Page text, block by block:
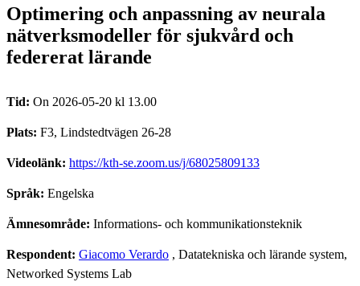
Optimering och anpassning av neurala
nätverksmodeller för sjukvård och
federerat lärande
Tid: On 2026-05-20 kl 13.00
Plats: F3, Lindstedtvägen 26-28
Videolänk: https://kth-se.zoom.us/j/68025809133
Språk: Engelska
Ämnesområde: Informations- och kommunikationsteknik
Respondent: Giacomo Verardo , Datatekniska och lärande system,
Networked Systems Lab